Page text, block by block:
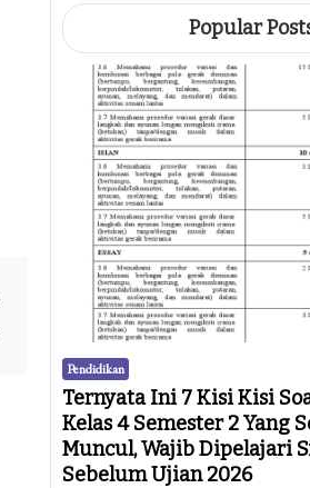
Popular
Pendidikan
Ternyata Ini 7 Kisi Kisi
Kelas 4 Semester 2 Yang
Muncul, Wajib Dipelajari
Sebelum Ujian 2026